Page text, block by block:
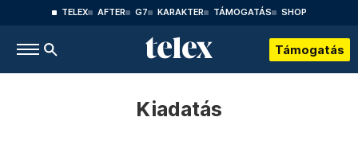
TELEX AFTER G7 KARAKTER TÁMOGATÁS SHOP
Támogatás
Kiadatás